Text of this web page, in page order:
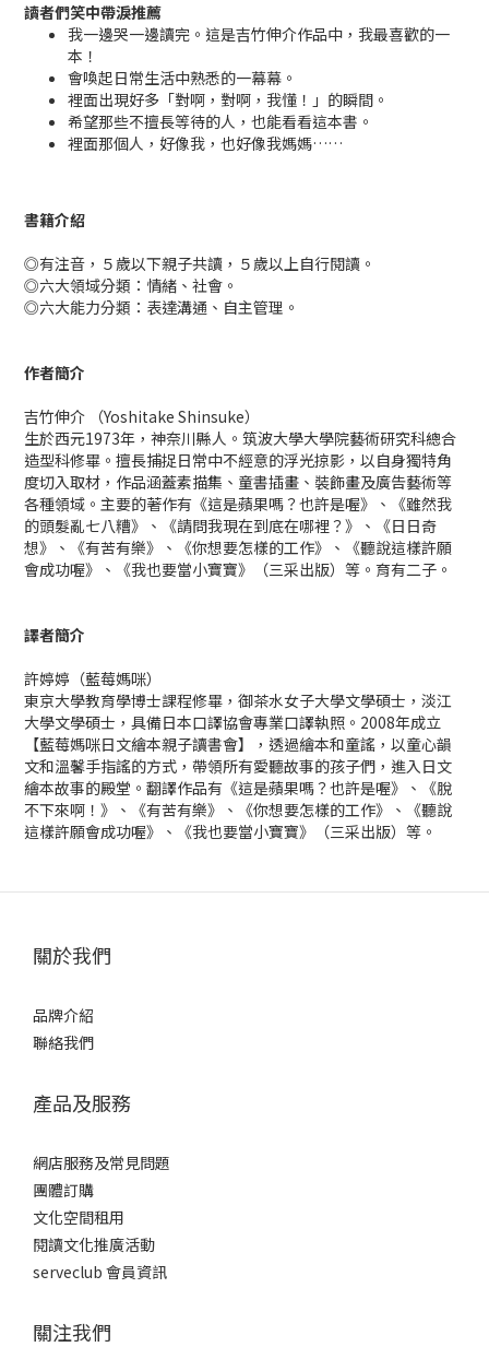
讀者們笑中帶淚推薦
我一邊哭一邊讀完。這是吉竹伸介作品中，我最喜歡的一
本！
會喚起日常生活中熟悉的一幕幕。
裡面出現好多「對啊，對啊，我懂！」的瞬間。
希望那些不擅長等待的人，也能看看這本書。
裡面那個人，好像我，也好像我媽媽……
書籍介紹
◎有注音，５歲以下親子共讀，５歲以上自行閱讀。
◎六大領域分類：情緒、社會。
◎六大能力分類：表達溝通、自主管理。
作者簡介
吉竹伸介 （Yoshitake Shinsuke）
生於西元1973年，神奈川縣人。筑波大學大學院藝術研究科總合
造型科修畢。擅長捕捉日常中不經意的浮光掠影，以自身獨特角
度切入取材，作品涵蓋素描集、童書插畫、裝飾畫及廣告藝術等
各種領域。主要的著作有《這是蘋果嗎？也許是喔》、《雖然我
的頭髮亂七八糟》、《請問我現在到底在哪裡？》、《日日奇
想》、《有苦有樂》、《你想要怎樣的工作》、《聽說這樣許願
會成功喔》、《我也要當小寶寶》（三采出版）等。育有二子。
譯者簡介
許婷婷（藍莓媽咪）
​東京大學教育學博士課程修畢，御茶水女子大學文學碩士，淡江
大學文學碩士，具備日本口譯協會專業口譯執照。2008年成立
【藍莓媽咪日文繪本親子讀書會】，透過繪本和童謠，以童心韻
文和溫馨手指謠的方式，帶領所有愛聽故事的孩子們，進入日文
繪本故事的殿堂。翻譯作品有《這是蘋果嗎？也許是喔》、《脫
不下來啊！》、《有苦有樂》、《你想要怎樣的工作》、《聽說
這樣許願會成功喔》、《我也要當小寶寶》（三采出版）等。
關於我們
品牌介紹
聯絡我們
產品及服務
網店服務及常見問題
團體訂購
文化空間租用
閱讀文化推廣活動
serveclub 會員資訊
關注我們